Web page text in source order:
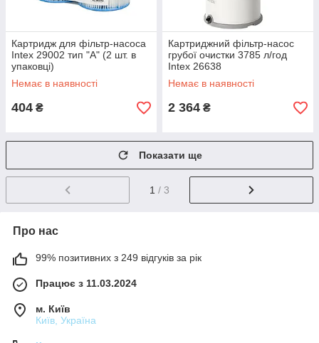
Картридж для фільтр-насоса
Intex 29002 тип "А" (2 шт. в
упаковці)
Немає в наявності
404 ₴
Картриджний фільтр-насос
грубої очистки 3785 л/год
Intex 26638
Немає в наявності
2 364 ₴
Показати ще
1 / 3
Про нас
99% позитивних з 249 відгуків за рік
Працює з 11.03.2024
м. Київ
Київ, Україна